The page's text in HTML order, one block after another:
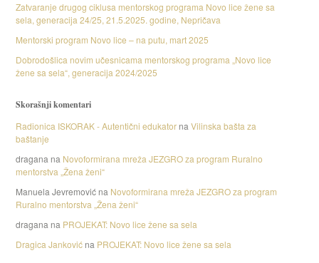
Zatvaranje drugog ciklusa mentorskog programa Novo lice žene sa
sela, generacija 24/25, 21.5.2025. godine, Nepričava
Mentorski program Novo lice – na putu, mart 2025
Dobrodošlica novim učesnicama mentorskog programa „Novo lice
žene sa sela“, generacija 2024/2025
Skorašnji komentari
Radionica ISKORAK - Autentični edukatorna Vilinska bašta za
baštanje
dragana na Novoformirana mreža JEZGRO za program Ruralno
mentorstva „Žena ženi“
Manuela Jevremovićna Novoformirana mreža JEZGRO za program
Ruralno mentorstva „Žena ženi“
dragana na PROJEKAT: Novo lice žene sa sela
Dragica Jankovićna PROJEKAT: Novo lice žene sa sela